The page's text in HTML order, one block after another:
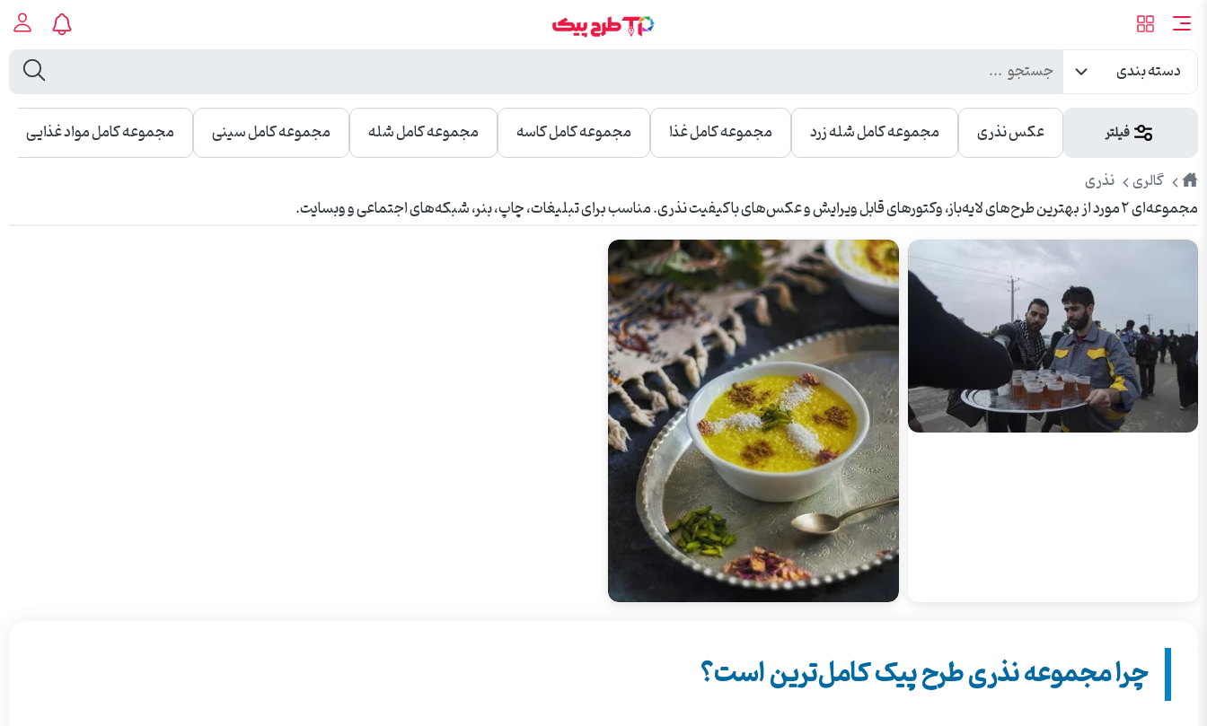
دسته بندی
فیلتر عکس نذری مجموعه کامل شله زرد مجموعه کامل غذا مجموعه کامل کاسه مجموعه کامل شله مجموعه کامل سینی مجموعه کامل مواد غذایی
طرح
پیک
گالری
نذری
مجموعه‌ای ۲ مورد از بهترین طرح‌های لایه‌باز، وکتورهای قابل ویرایش و عکس‌های باکیفیت نذری. مناسب برای تبلیغات، چاپ، بنر، شبکه‌های اجتماعی و وبسایت.
چرا مجموعه نذری طرح پیک کامل‌ترین است؟